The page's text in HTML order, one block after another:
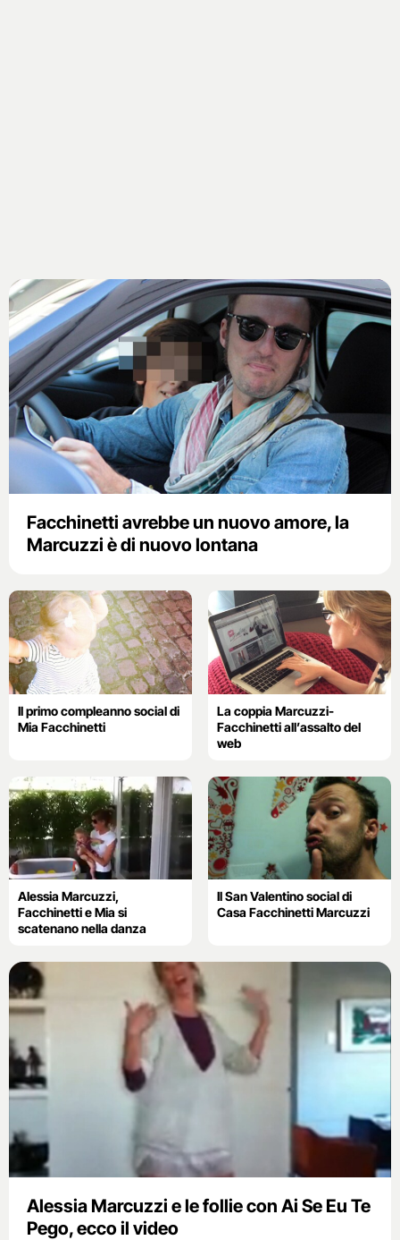
Facchinetti avrebbe un nuovo amore, la
Marcuzzi è di nuovo lontana
Il primo compleanno social di
Mia Facchinetti
La coppia Marcuzzi-
Facchinetti all’assalto del
web
Alessia Marcuzzi,
Facchinetti e Mia si
scatenano nella danza
Il San Valentino social di
Casa Facchinetti Marcuzzi
Alessia Marcuzzi e le follie con Ai Se Eu Te
Pego, ecco il video